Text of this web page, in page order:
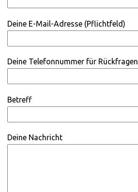
Deine E-Mail-Adresse (Pflichtfeld)
Deine Telefonnummer für Rückfragen
Betreff
Deine Nachricht